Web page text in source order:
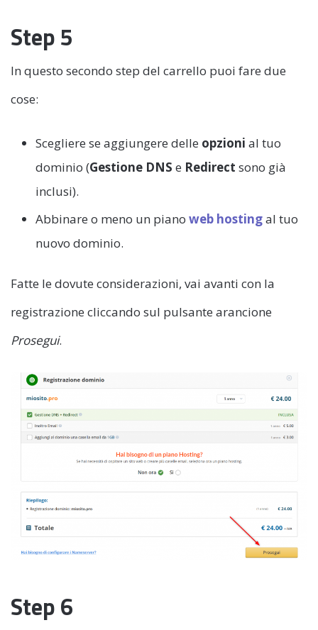
Step 5
In questo secondo step del carrello puoi fare due
cose:
Scegliere se aggiungere delle opzioni al tuo
dominio (Gestione DNS e Redirect sono già
inclusi).
Abbinare o meno un piano web hostingal tuo
nuovo dominio.
Fatte le dovute considerazioni, vai avanti con la
registrazione cliccando sul pulsante arancione
Prosegui.
Step 6